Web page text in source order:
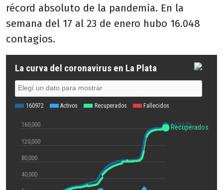
récord absoluto de la pandemia. En la
semana del 17 al 23 de enero hubo 16.048
contagios.